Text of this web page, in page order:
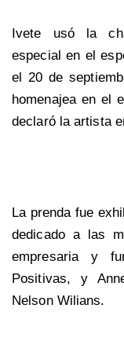
Ivete usó la
especial en el
el 20 de
homenajea en el
declaró la artista
La prenda fue
dedicado a las
empresaria y
Positivas, y
Nelson Wilians.